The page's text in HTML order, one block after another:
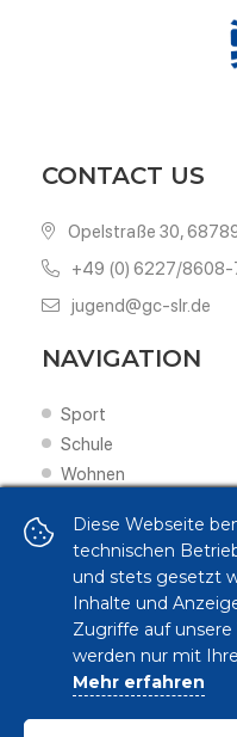
CONTACT US
Opelstraße 30,
+49 (0) 6227/8608-
jugend@gc-slr.de
NAVIGATION
Sport
Schule
Wohnen
Förderung
FOLLOW US
Diese Webseite
technischen
und stets gesetzt
Inhalte und
Zugriffe auf unsere
werden nur mit
Mehr erfahren